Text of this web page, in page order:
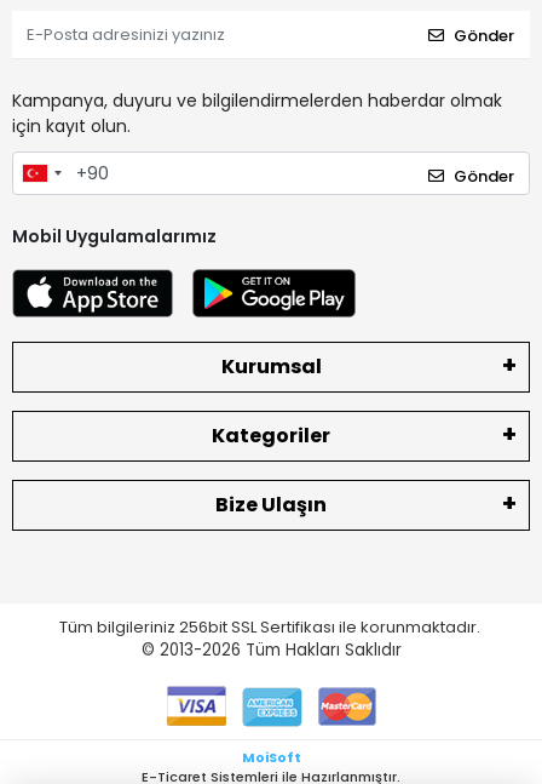
Gönder
Kampanya, duyuru ve bilgilendirmelerden haberdar olmak
için kayıt olun.
Gönder
Mobil Uygulamalarımız
Kurumsal
Kategoriler
Bize Ulaşın
Tüm bilgileriniz 256bit SSL Sertifikası ile korunmaktadır.
© 2013-2026 Tüm Hakları Saklıdır
MoiSoft
E-Ticaret Sistemleri ile Hazırlanmıştır.